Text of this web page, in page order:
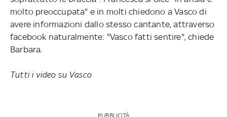
molto preoccupata" e in molti chiedono a Vasco di
avere informazioni dallo stesso cantante, attraverso
facebook naturalmente: "Vasco fatti sentire", chiede
Barbara.
Tutti i video su Vasco